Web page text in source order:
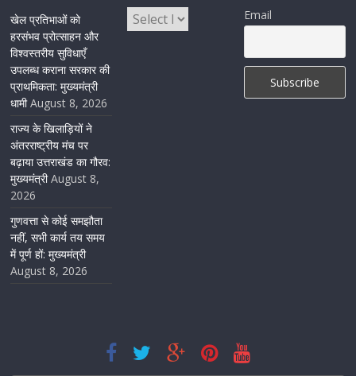
केंद्रीय रेल मंत्री ने मुख्यमंत्री के अनुरोध पर बनबसा रेलवे स्टेशन पर
अमृतसर–टनकपुर एक्सप्रेस के ठहराव को स्वीकृति
खेल प्रतिभाओं को
हरसंभव प्रोत्साहन और
विश्वस्तरीय सुविधाएँ
उपलब्ध कराना सरकार की
प्राथमिकता: मुख्यमंत्री
धामी August 8, 2026
राज्य के खिलाड़ियों ने
अंतरराष्ट्रीय मंच पर
बढ़ाया उत्तराखंड का गौरव:
मुख्यमंत्री August 8,
2026
गुणवत्ता से कोई समझौता
नहीं, सभी कार्य तय समय
में पूर्ण हों: मुख्यमंत्री
August 8, 2026
Email